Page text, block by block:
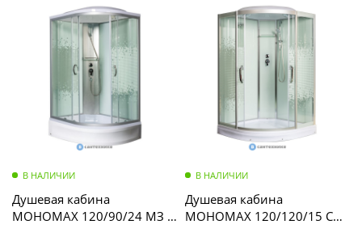
В НАЛИЧИИ
Душевая кабина
МОНОМАХ 120/90/24 МЗ L
В НАЛИЧИИ
Душевая кабина
МОНОМАХ 120/120/15 С